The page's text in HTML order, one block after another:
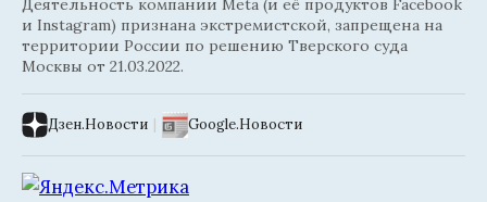
Деятельность компании Meta (и её продуктов Facebook
и Instagram) признана экстремистской, запрещена на
территории России по решению Тверского суда
Москвы от 21.03.2022.
Дзен.Новости | Google.Новости